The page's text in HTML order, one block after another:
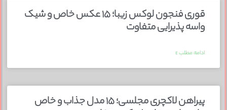
قوری فنجون لوکس زیبا؛ ۱۵ عکس خاص و شیک
واسه پذیرایی متفاوت
ادامه مطلب »
پیراهن لاکچری مجلسی؛ ۱۵ مدل جذاب و خاص